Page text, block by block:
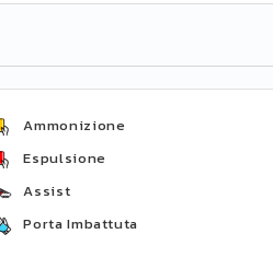
Ammonizione
Espulsione
Assist
Porta Imbattuta